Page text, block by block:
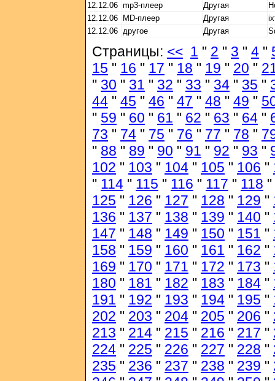
12.12.06 mp3-плеер Другая
12.12.06
MD-плеер Другая
12.12.06 другое Другая
Страницы: << 1 " 2 " 3 " 4 "
15 " 16 " 17 " 18 " 19 " 20 "
" 30 " 31 " 32 " 33 " 34 " 35 "
44 " 45 " 46 " 47 " 48 " 49 "
" 59 " 60 " 61 " 62 " 63 " 64 "
73 " 74 " 75 " 76 " 77 " 78 "
" 88 " 89 " 90 " 91 " 92 " 93 "
102 " 103 " 104 " 105 " 106 "
" 114 " 115 " 116 " 117 " 118 "
125 " 126 " 127 " 128 " 129 "
136 " 137 " 138 " 139 " 140 "
147 " 148 " 149 " 150 " 151 "
158 " 159 " 160 " 161 " 162 "
169 " 170 " 171 " 172 " 173 "
180 " 181 " 182 " 183 " 184 "
191 " 192 " 193 " 194 " 195 "
202 " 203 " 204 " 205 " 206 "
213 " 214 " 215 " 216 " 217 "
224 " 225 " 226 " 227 " 228 "
235 " 236 " 237 " 238 " 239 "